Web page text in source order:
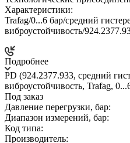
Характеристики:
Trafag/0...6 бар/средний
виброустойчивость/
Подробнее
PD (924.2377.933, средний
виброустойчивость, Trafag,
Под заказ
Давление перегрузки, бар:
Диапазон измерений, бар:
Код типа:
Производитель: